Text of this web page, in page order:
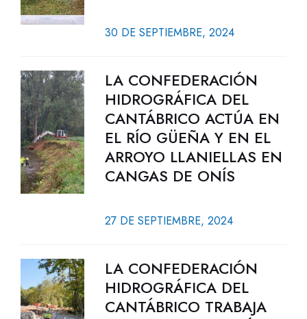
30 DE SEPTIEMBRE, 2024
LA CONFEDERACIÓN
HIDROGRÁFICA DEL
CANTÁBRICO ACTÚA EN
EL RÍO GÜEÑA Y EN EL
ARROYO LLANIELLAS EN
CANGAS DE ONÍS
27 DE SEPTIEMBRE, 2024
LA CONFEDERACIÓN
HIDROGRÁFICA DEL
CANTÁBRICO TRABAJA